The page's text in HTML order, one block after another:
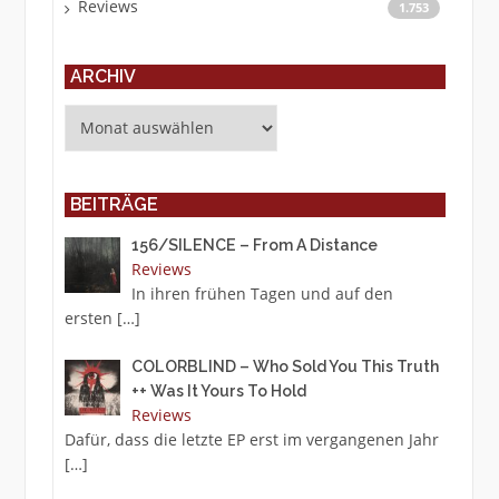
Reviews 1.753
ARCHIV
BEITRÄGE
156/SILENCE – From A Distance
Reviews
In ihren frühen Tagen und auf den
ersten […]
COLORBLIND – Who Sold You This Truth
++ Was It Yours To Hold
Reviews
Dafür, dass die letzte EP erst im vergangenen Jahr
[…]